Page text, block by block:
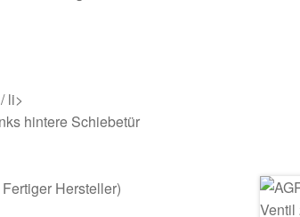
li>
hintere Schiebetür
Hersteller)